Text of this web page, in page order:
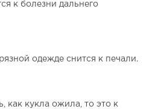
к болезни дальнего
одежде снится к печали.
как кукла ожила, то это к